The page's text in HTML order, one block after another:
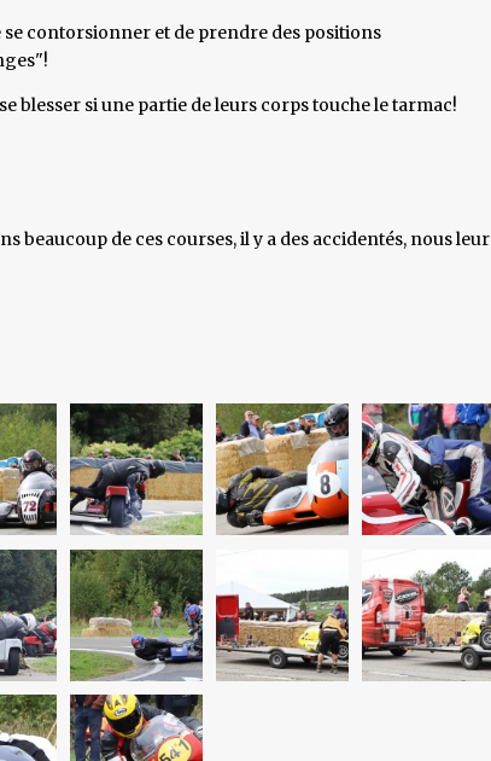
se contorsionner et de prendre des positions
blesser si une partie de leurs corps touche le tarmac!
beaucoup de ces courses, il y a des accidentés, nous leur